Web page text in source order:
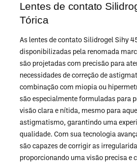
Lentes de contato
Tórica
As lentes de contato Silidrogel Sihy
disponibilizadas pela renomada
são projetadas com precisão para
necessidades de correção de
combinação com miopia ou
são especialmente formuladas para
visão clara e nítida, mesmo para
astigmatismo, garantindo uma
qualidade. Com sua tecnologia
são capazes de corrigir as
proporcionando uma visão precisa e